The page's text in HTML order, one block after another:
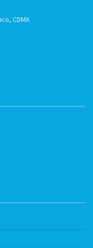
CDMX